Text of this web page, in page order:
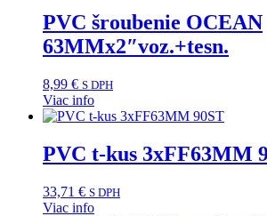
PVC šroubenie OCEAN
63MMx2″voz.+tesn.
8,99 € S DPH
Viac info
PVC t-kus 3xFF63MM
33,71 € S DPH
Viac info